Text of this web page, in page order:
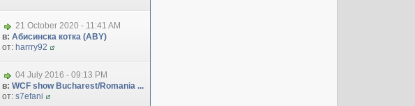
21 October 2020 - 11:41 AM
в: Абисинска котка (ABY)
от: harrry92
04 July 2016 - 09:13 PM
в: WCF show Bucharest/Romania ...
от: s7efani